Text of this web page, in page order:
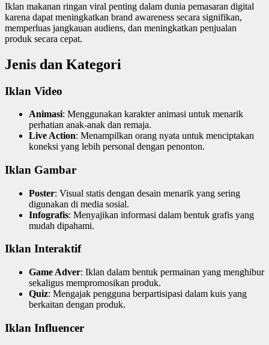
Iklan makanan ringan viral penting dalam dunia pemasaran digital
karena dapat meningkatkan brand awareness secara signifikan,
memperluas jangkauan audiens, dan meningkatkan penjualan
produk secara cepat.
Jenis dan Kategori
Iklan Video
Animasi: Menggunakan karakter animasi untuk menarik
perhatian anak-anak dan remaja.
Live Action: Menampilkan orang nyata untuk menciptakan
koneksi yang lebih personal dengan penonton.
Iklan Gambar
Poster: Visual statis dengan desain menarik yang sering
digunakan di media sosial.
Infografis: Menyajikan informasi dalam bentuk grafis yang
mudah dipahami.
Iklan Interaktif
Game Adver: Iklan dalam bentuk permainan yang menghibur
sekaligus mempromosikan produk.
Quiz: Mengajak pengguna berpartisipasi dalam kuis yang
berkaitan dengan produk.
Iklan Influencer